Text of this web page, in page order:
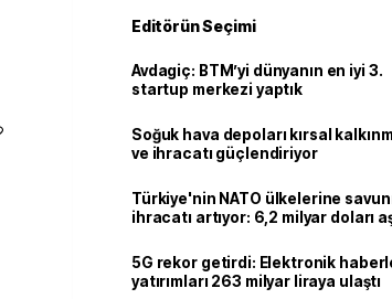
Editörün Seçimi
Avdagiç: BTM’yi dünyanın en iyi 3.
startup merkezi yaptık
Soğuk hava depoları kırsal
ve ihracatı güçlendiriyor
Türkiye'nin NATO ülkelerine
ihracatı artıyor: 6,2 milyar doları
5G rekor getirdi: Elektronik
yatırımları 263 milyar liraya ulaştı